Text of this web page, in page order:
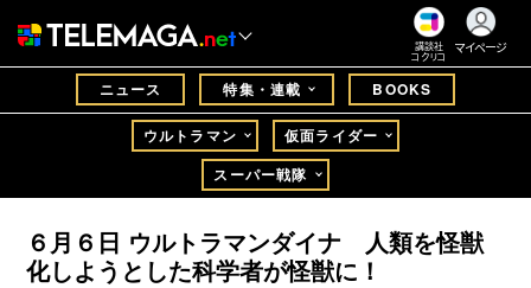
講談社
コクリコ
マイページ
ニュース 特集・連載 BOOKS
ウルトラマン
仮面ライダー
スーパー戦隊
６月６日 ウルトラマンダイナ 人類を怪獣
化しようとした科学者が怪獣に！